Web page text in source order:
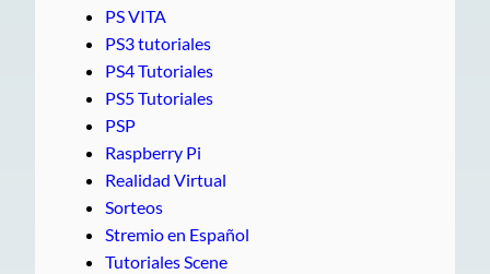
PS VITA
PS3 tutoriales
PS4 Tutoriales
PS5 Tutoriales
PSP
Raspberry Pi
Realidad Virtual
Sorteos
Stremio en Español
Tutoriales Scene